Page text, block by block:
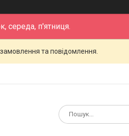
середа, п'ятниця.
та повідомлення.